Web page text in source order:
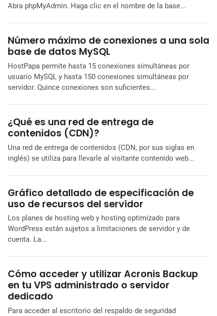
Abra phpMyAdmin. Haga clic en el nombre de la base...
Número máximo de conexiones a una sola
base de datos MySQL
HostPapa permite hasta 15 conexiones simultáneas por
usuario MySQL y hasta 150 conexiones simultáneas por
servidor. Quince conexiones son suficientes...
¿Qué es una red de entrega de
contenidos (CDN)?
Una red de entrega de contenidos (CDN, por sus siglas en
inglés) se utiliza para llevarle al visitante contenido web...
Gráfico detallado de especificación de
uso de recursos del servidor
Los planes de hosting web y hosting optimizado para
WordPress están sujetos a limitaciones de servidor y de
cuenta. La...
Cómo acceder y utilizar Acronis Backup
en tu VPS administrado o servidor
dedicado
Para acceder al escritorio del respaldo de seguridad